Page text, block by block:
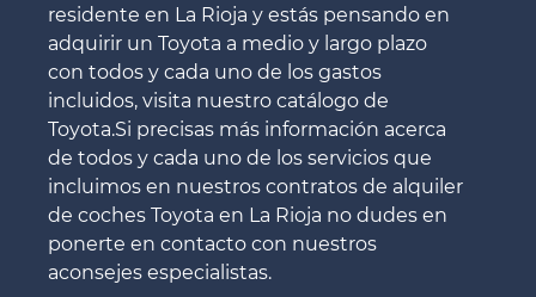
residente en La Rioja y estás pensando en
adquirir un Toyota a medio y largo plazo
con todos y cada uno de los gastos
incluidos, visita nuestro catálogo de
Toyota.Si precisas más información acerca
de todos y cada uno de los servicios que
incluimos en nuestros contratos de alquiler
de coches Toyota en La Rioja no dudes en
ponerte en contacto con nuestros
aconsejes especialistas.